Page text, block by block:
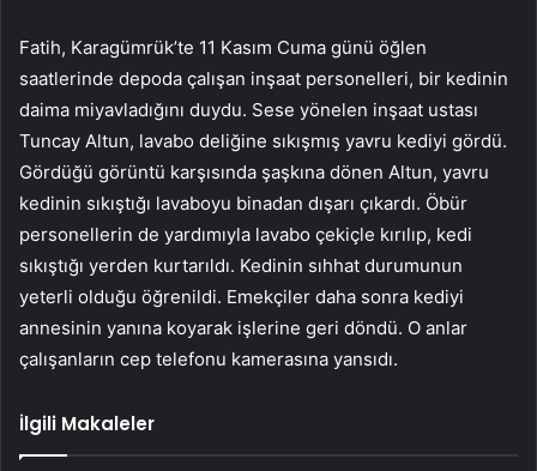
Fatih, Karagümrük’te 11 Kasım Cuma günü öğlen
saatlerinde depoda çalışan inşaat personelleri, bir kedinin
daima miyavladığını duydu. Sese yönelen inşaat ustası
Tuncay Altun, lavabo deliğine sıkışmış yavru kediyi gördü.
Gördüğü görüntü karşısında şaşkına dönen Altun, yavru
kedinin sıkıştığı lavaboyu binadan dışarı çıkardı. Öbür
personellerin de yardımıyla lavabo çekiçle kırılıp, kedi
sıkıştığı yerden kurtarıldı. Kedinin sıhhat durumunun
yeterli olduğu öğrenildi. Emekçiler daha sonra kediyi
annesinin yanına koyarak işlerine geri döndü. O anlar
çalışanların cep telefonu kamerasına yansıdı.
İlgili Makaleler